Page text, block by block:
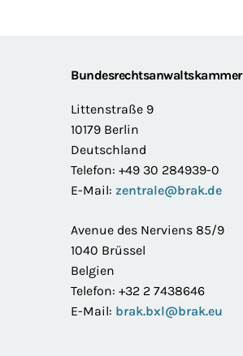
FooterBundesrechtsanwaltskammer
Littenstraße 9
10179 Berlin
Deutschland
Telefon: +49 30 284939-0
E-Mail: zentrale@brak.de
Avenue des Nerviens 85/9
1040 Brüssel
Belgien
Telefon: +32 2 7438646
E-Mail: brak.bxl@brak.eu